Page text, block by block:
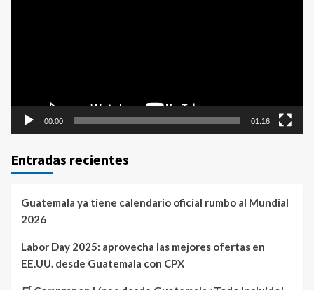
00:00 01:16
Entradas recientes
Guatemala ya tiene calendario oficial rumbo al Mundial
2026
Labor Day 2025: aprovecha las mejores ofertas en
EE.UU. desde Guatemala con CPX